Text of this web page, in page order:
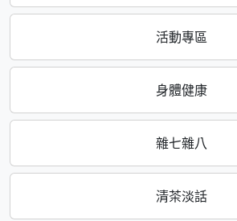
活動專區
身體健康
雜七雜八
清茶淡話